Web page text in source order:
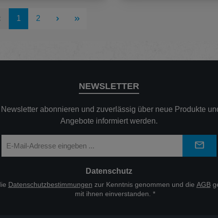
Seite
1 Seite
2
NEWSLETTER
abonnieren und zuverlässig über neue Produkte
Angebote informiert werden.
Mail-
Adresse
Datenschutz
Datenschutzbestimmungen zur Kenntnis genommen und die AGB
mit ihnen einverstanden. *